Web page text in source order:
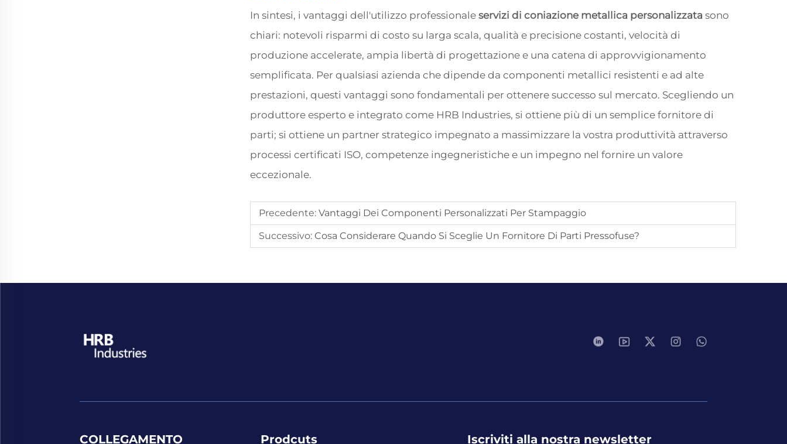
In sintesi, i vantaggi dell'utilizzo professionale servizi di coniazione metallica personalizzata sono
chiari: notevoli risparmi di costo su larga scala, qualità e precisione costanti, velocità di
produzione accelerate, ampia libertà di progettazione e una catena di approvvigionamento
semplificata. Per qualsiasi azienda che dipende da componenti metallici resistenti e ad alte
prestazioni, questi vantaggi sono fondamentali per ottenere successo sul mercato. Scegliendo un
produttore esperto e integrato come HRB Industries, si ottiene più di un semplice fornitore di
parti; si ottiene un partner strategico impegnato a massimizzare la vostra produttività attraverso
processi certificati ISO, competenze ingegneristiche e un impegno nel fornire un valore
eccezionale.
Precedente: Vantaggi Dei Componenti Personalizzati Per Stampaggio
Successivo: Cosa Considerare Quando Si Sceglie Un Fornitore Di Parti Pressofuse?
COLLEGAMENTO Prodcuts Iscriviti alla nostra newsletter